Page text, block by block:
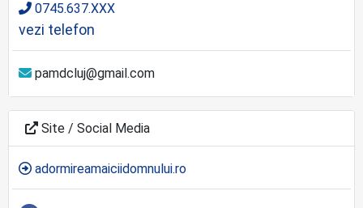
0745.637.XXX
vezi telefon
pamdcluj@gmail.com
Site / Social Media
adormireamaiciidomnului.ro